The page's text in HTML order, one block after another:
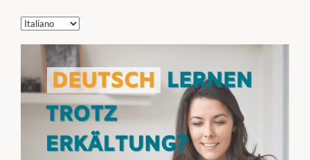
Scegli
lingua